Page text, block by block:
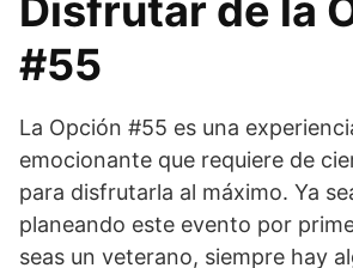
#55
La Opción #55 es una
emocionante que requiere de
para disfrutarla al máximo. Ya
planeando este evento por
seas un veterano, siempre hay